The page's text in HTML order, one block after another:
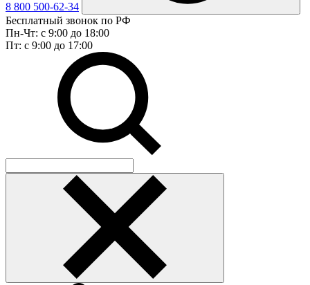
8 800 500-62-34
Бесплатный звонок по РФ
Пн-Чт: с 9:00 до 18:00
Пт: с 9:00 до 17:00